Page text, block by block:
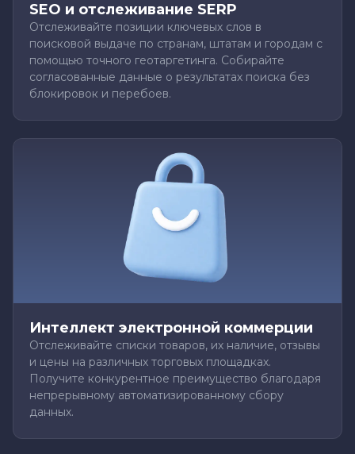
SEO и отслеживание SERP
Отслеживайте позиции ключевых слов в
поисковой выдаче по странам, штатам и городам с
помощью точного геотаргетинга. Собирайте
согласованные данные о результатах поиска без
блокировок и перебоев.
Интеллект электронной коммерции
Отслеживайте списки товаров, их наличие, отзывы
и цены на различных торговых площадках.
Получите конкурентное преимущество благодаря
непрерывному автоматизированному сбору
данных.